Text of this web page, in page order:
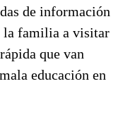
de información
la familia a visitar
que van
educación en